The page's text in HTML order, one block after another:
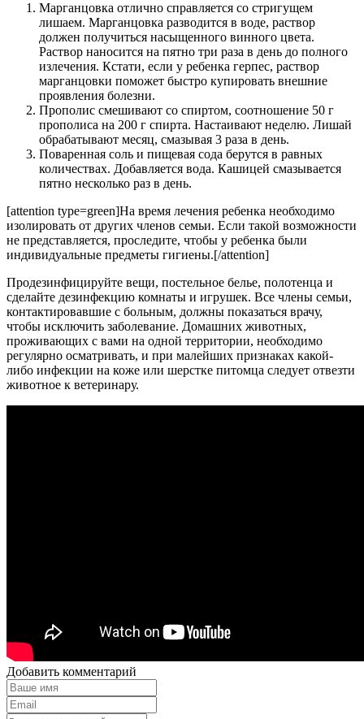
Марганцовка отлично справляется со стригущем
лишаем. Марганцовка разводится в воде, раствор
должен получиться насыщенного винного цвета.
Раствор наносится на пятно три раза в день до полного
излечения. Кстати, если у ребенка герпес, раствор
марганцовки поможет быстро купировать внешние
проявления болезни.
Прополис смешивают со спиртом, соотношение 50 г
прополиса на 200 г спирта. Настаивают неделю. Лишай
обрабатывают месяц, смазывая 3 раза в день.
Поваренная соль и пищевая сода берутся в равных
количествах. Добавляется вода. Кашицей смазывается
пятно несколько раз в день.
[attention type=green]На время лечения ребенка необходимо
изолировать от других членов семьи. Если такой возможности
не представляется, проследите, чтобы у ребенка были
индивидуальные предметы гигиены.[/attention]
Продезинфицируйте вещи, постельное белье, полотенца и
сделайте дезинфекцию комнаты и игрушек. Все члены семьи,
контактировавшие с больным, должны показаться врачу,
чтобы исключить заболевание. Домашних животных,
проживающих с вами на одной территории, необходимо
регулярно осматривать, и при малейших признаках какой-
либо инфекции на коже или шерстке питомца следует отвезти
животное к ветеринару.
Добавить комментарий